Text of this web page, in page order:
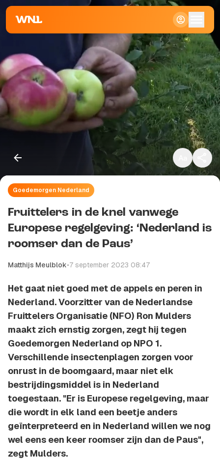
Klein
Standaard
Groot
Goedemorgen Nederland
Fruittelers in de knel vanwege
Europese regelgeving: ‘Nederland is
roomser dan de Paus’
Matthijs Meulblok•7 september 2023 08:47
Het gaat niet goed met de appels en peren in
Nederland. Voorzitter van de Nederlandse
Fruittelers Organisatie (NFO) Ron Mulders
maakt zich ernstig zorgen, zegt hij tegen
Goedemorgen Nederland op NPO 1.
Verschillende insectenplagen zorgen voor
onrust in de boomgaard, maar niet elk
bestrijdingsmiddel is in Nederland
toegestaan. "Er is Europese regelgeving, maar
die wordt in elk land een beetje anders
geïnterpreteerd en in Nederland willen we nog
wel eens een keer roomser zijn dan de Paus",
zegt Mulders.